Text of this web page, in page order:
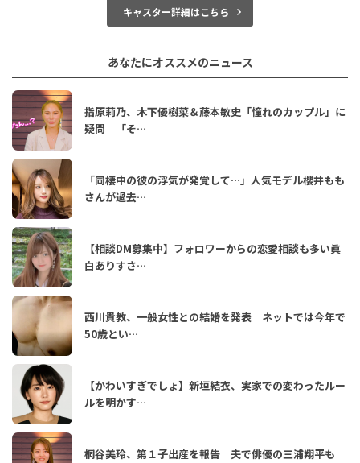
キャスター詳細はこちら
あなたにオススメのニュース
指原莉乃、木下優樹菜＆藤本敏史「憧れのカップル」に
疑問 「そ…
「同棲中の彼の浮気が発覚して…」人気モデル櫻井もも
さんが過去…
【相談DM募集中】フォロワーからの恋愛相談も多い眞
白ありすさ…
西川貴教、一般女性との結婚を発表 ネットでは今年で
50歳とい…
【かわいすぎでしょ】新垣結衣、実家での変わったルー
ルを明かす…
桐谷美玲、第１子出産を報告 夫で俳優の三浦翔平も